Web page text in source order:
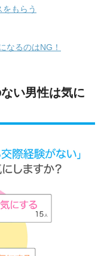
もらう
なるのはNG！
い男性は気に